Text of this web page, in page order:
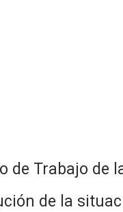
de Trabajo de
de la